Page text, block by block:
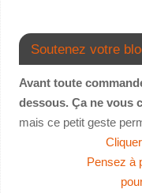
Soutenez votre
Avant toute
dessous. Ça ne vous
mais ce petit geste
Pensez à